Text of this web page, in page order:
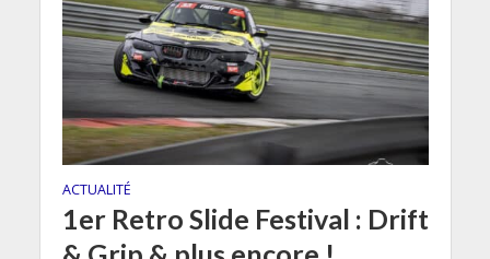
ACTUALITÉ
1er Retro Slide Festival : Drift